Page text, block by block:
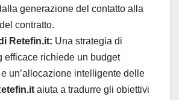
generazione del contatto alla
contratto.
Retefin.it: Una strategia di
efficace richiede un budget
un’allocazione intelligente delle
aiuta a tradurre gli obiettivi